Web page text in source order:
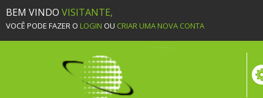
BEM VINDO VISITANTE,
VOCÊ PODE FAZER O LOGIN OU CRIAR UMA NOVA CONTA